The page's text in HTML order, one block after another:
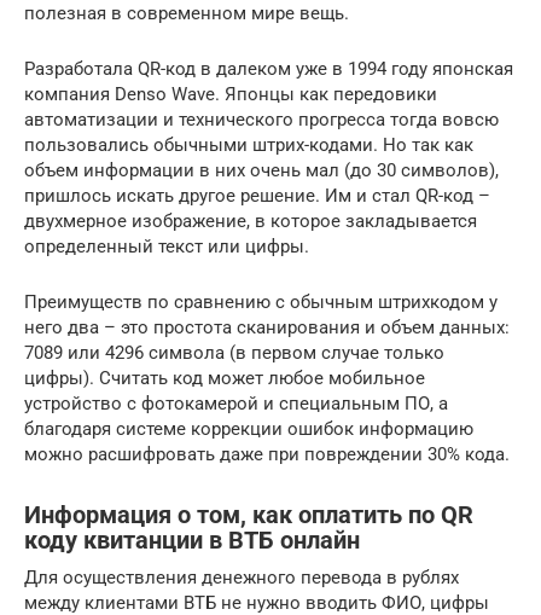
полезная в современном мире вещь.
Разработала QR-код в далеком уже в 1994 году японская
компания Denso Wave. Японцы как передовики
автоматизации и технического прогресса тогда вовсю
пользовались обычными штрих-кодами. Но так как
объем информации в них очень мал (до 30 символов),
пришлось искать другое решение. Им и стал QR-код –
двухмерное изображение, в которое закладывается
определенный текст или цифры.
Преимуществ по сравнению с обычным штрихкодом у
него два – это простота сканирования и объем данных:
7089 или 4296 символа (в первом случае только
цифры). Считать код может любое мобильное
устройство с фотокамерой и специальным ПО, а
благодаря системе коррекции ошибок информацию
можно расшифровать даже при повреждении 30% кода.
Информация о том, как оплатить по QR
коду квитанции в ВТБ онлайн
Для осуществления денежного перевода в рублях
между клиентами ВТБ не нужно вводить ФИО, цифры